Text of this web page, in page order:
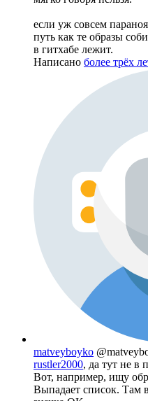
если уж совсем
путь как те образы
в гитхабе лежит.
Написано более трёх
matveyboyko
rustler2000, да тут не в
Вот, например, ищу
Выпадает список. Там